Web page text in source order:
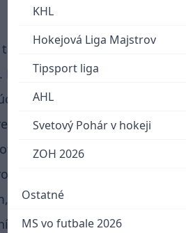
KHL
Hokejová Liga Majstrov
Tipsport liga
AHL
Svetový Pohár v hokeji
ZOH 2026
Ostatné
MS vo futbale 2026
rozlúčil tým najlepším
lavičku národného tímu
tréner roka.
ceny predniesol
príhovor. V ňom
uplynulý ročník a cestu
ale poďakoval sa aj všetkým
a priaznivcom.